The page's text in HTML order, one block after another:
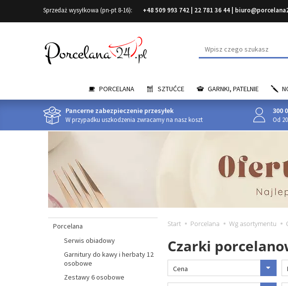
Sprzedaż wysyłkowa (pn-pt 8-16): +48 509 993 742 22 781 36 44
Wyszukaj
PORCELANA SZTUĆCE GARNKI, PATELNIE
Pancerne zabezpieczenie przesyłek
W przypadku uszkodzenia zwracamy na nasz koszt
300
Od
Start Porcelana Wg asortymentu
Czarki
Cena
Porcelana
Serwis obiadowy
Garnitury do kawy i herbaty 12
osobowe
Zestawy 6 osobowe